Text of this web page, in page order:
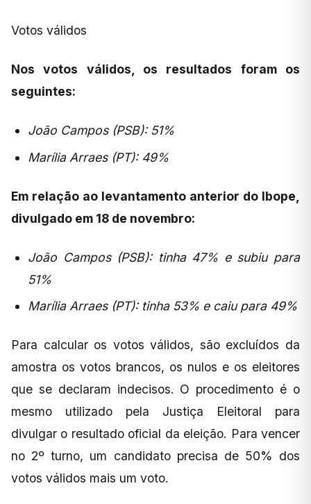
Votos válidos
Nos votos válidos, os resultados foram os
seguintes:
João Campos (PSB): 51%
Marília Arraes (PT): 49%
Em relação ao levantamento anterior do Ibope,
divulgado em 18 de novembro:
João Campos (PSB): tinha 47% e subiu para
51%
Marília Arraes (PT): tinha 53% e caiu para 49%
Para calcular os votos válidos, são excluídos da
amostra os votos brancos, os nulos e os eleitores
que se declaram indecisos. O procedimento é o
mesmo utilizado pela Justiça Eleitoral para
divulgar o resultado oficial da eleição. Para vencer
no 2º turno, um candidato precisa de 50% dos
votos válidos mais um voto.